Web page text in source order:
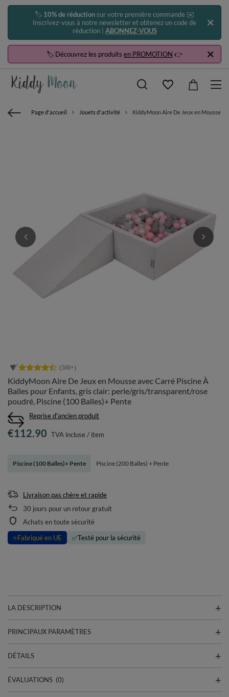
🏷️ 10% de réductionsur votre première commande ✉️
Inscrivez-vous à notre newsletter et obtenez un code de
réduction | ABONNEZ-VOUS
🏷️ Découvrez les produits en PROMOTION 👉
Page d'accueil Jouets d'activité KiddyMoon Aire De Jeux en Mousse
KiddyMoon Aire De Jeux en Mousse avec Carré Piscine À
Balles pour Enfants, gris clair: perle/gris/transparent/rose
poudré, Piscine (100 Balles)+ Pente
Reprise d'ancien produit
Piscine (100 Balles)+ Pente Piscine (200 Balles) + Pente
€112.90 TVA incluse/ item
Livraison pas chère et rapide
30 jours pour un retour gratuit
Achats en toute sécurité
⭐Fabriqué en UE ✅Testé pour la sécurité
LA DESCRIPTION
PRINCIPAUX PARAMÈTRES
DÉTAILS
ÉVALUATIONS (0)